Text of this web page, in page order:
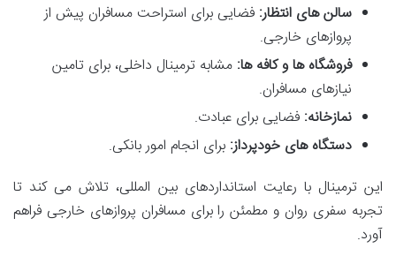
سالن های انتظار: فضایی برای استراحت مسافران پیش از
پروازهای خارجی.
فروشگاه ها و کافه ها: مشابه ترمینال داخلی، برای تامین
نیازهای مسافران.
نمازخانه: فضایی برای عبادت.
دستگاه های خودپرداز: برای انجام امور بانکی.
این ترمینال با رعایت استانداردهای بین المللی، تلاش می کند تا
تجربه سفری روان و مطمئن را برای مسافران پروازهای خارجی فراهم
آورد.